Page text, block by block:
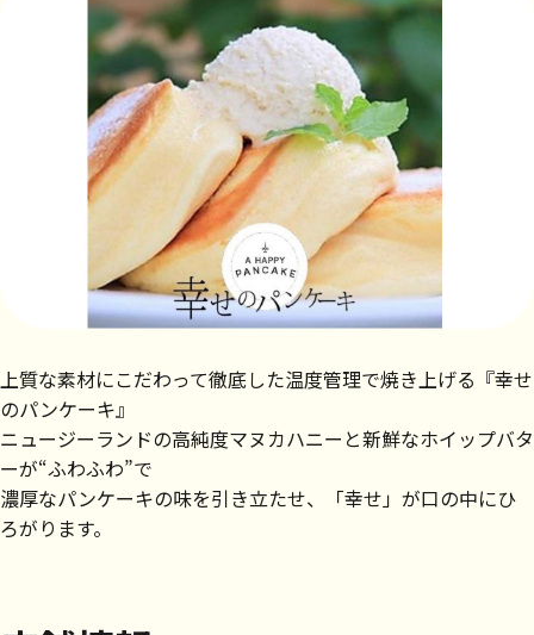
上質な素材にこだわって徹底した温度管理で焼き上げる『幸せ
のパンケーキ』
ニュージーランドの高純度マヌカハニーと新鮮なホイップバタ
ーが“ふわふわ”で
濃厚なパンケーキの味を引き立たせ、「幸せ」が口の中にひ
ろがります。